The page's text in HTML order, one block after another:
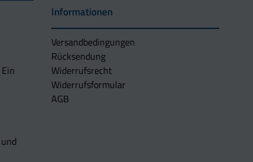
Informationen
Versandbedingungen
Rücksendung
Widerrufsrecht
Widerrufsformular
AGB